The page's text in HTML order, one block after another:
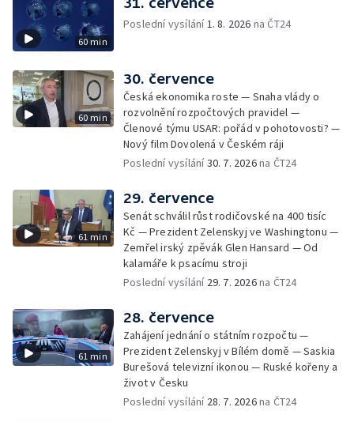
60 min
Poslední vysílání1. 8. 2026 na ČT24
60 min
30. července
Česká ekonomika roste — Snaha vlády o
rozvolnění rozpočtových pravidel —
Členové týmu USAR: pořád v pohotovosti? —
Nový film Dovolená v Českém ráji
Poslední vysílání30. 7. 2026na ČT24
61 min
29. července
Senát schválil růst rodičovské na 400 tisíc
Kč — Prezident Zelenskyj ve Washingtonu —
Zemřel irský zpěvák Glen Hansard — Od
kalamáře k psacímu stroji
Poslední vysílání 29. 7. 2026na ČT24
61 min
28. července
Zahájení jednání o státním rozpočtu —
Prezident Zelenskyj v Bílém domě — Saskia
Burešová televizní ikonou — Ruské kořeny a
život v Česku
Poslední vysílání 28. 7. 2026na ČT24